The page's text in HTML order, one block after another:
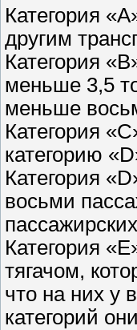
Категория
другим
Категория
меньше 3,5
меньше
Категория
категорию
Категория
восьми
Категория
тягачом,
что на них у
категорий